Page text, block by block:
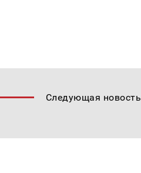
Следующая новость